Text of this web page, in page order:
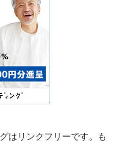
はリンクフリーです。も